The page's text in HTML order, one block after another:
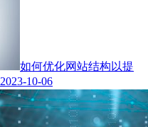
如何优化网站结构以提
2023-10-06